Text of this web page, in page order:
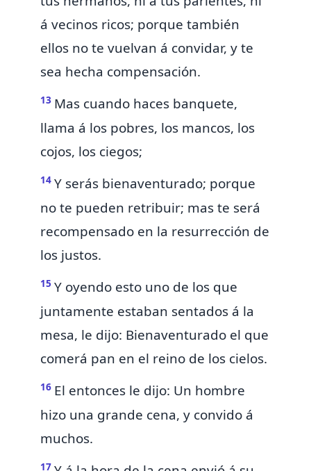
á vecinos ricos; porque también
ellos no te vuelvan á convidar, y te
sea hecha compensación.
13 Mas cuando haces banquete,
llama á los pobres, los mancos, los
cojos, los ciegos;
14 Y serás bienaventurado; porque
no te pueden retribuir; mas te será
recompensado en la resurrección de
los justos.
15 Y oyendo esto uno de los que
juntamente estaban sentados á la
mesa, le dijo: Bienaventurado el que
comerá pan en el reino de los cielos.
16 El entonces le dijo: Un hombre
hizo una grande cena, y convido á
muchos.
17